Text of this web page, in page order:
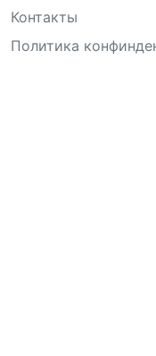
Контакты
Политика